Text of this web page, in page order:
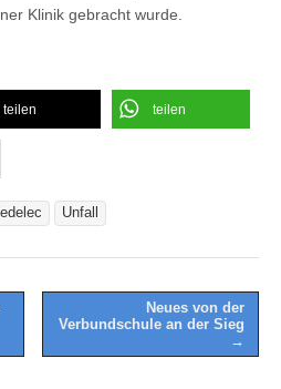
Klinik gebracht wurde.
teilen teilen
Unfall
Neues von der
Verbundschule an der Sieg
→